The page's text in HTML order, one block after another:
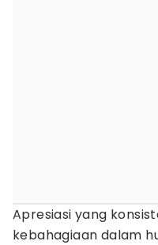
Apresiasi yang
kebahagiaan dalam